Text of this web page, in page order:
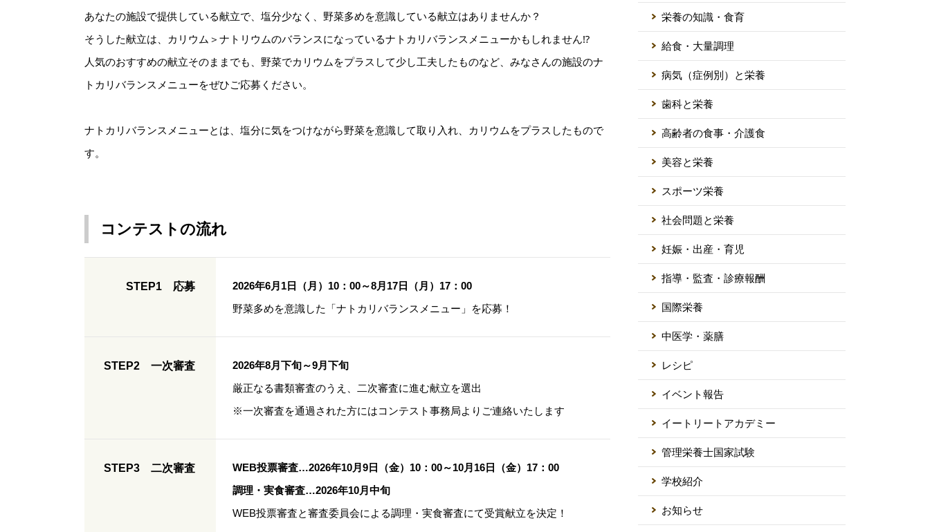
あなたの施設で提供している献立で、塩分少なく、野菜多めを意識している献立はありませんか？
そうした献立は、カリウム＞ナトリウムのバランスになっているナトカリバランスメニューかもしれません⁉
人気のおすすめの献立そのままでも、野菜でカリウムをプラスして少し工夫したものなど、みなさんの施設のナ
トカリバランスメニューをぜひご応募ください。
ナトカリバランスメニューとは、塩分に気をつけながら野菜を意識して取り入れ、カリウムをプラスしたもので
す。
コンテストの流れ
STEP1 応募
2026年6月1日（月）10：00～8月17日（月）17：00
野菜多めを意識した「ナトカリバランスメニュー」を応募！
STEP2 一次審査
2026年8月下旬～9月下旬
厳正なる書類審査のうえ、二次審査に進む献立を選出
※一次審査を通過された方にはコンテスト事務局よりご連絡いたします
STEP3 二次審査
WEB投票審査…2026年10月9日（金）10：00～10月16日（金）17：00
調理・実食審査…2026年10月中旬
WEB投票審査と審査委員会による調理・実食審査にて受賞献立を決定！
栄養の知識・食育
給食・大量調理
病気（症例別）と栄養
歯科と栄養
高齢者の食事・介護食
美容と栄養
スポーツ栄養
社会問題と栄養
妊娠・出産・育児
指導・監査・診療報酬
国際栄養
中医学・薬膳
レシピ
イベント報告
イートリートアカデミー
管理栄養士国家試験
学校紹介
お知らせ